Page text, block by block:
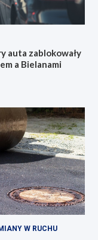
auta zablokowały
a Bielanami
W RUCHU